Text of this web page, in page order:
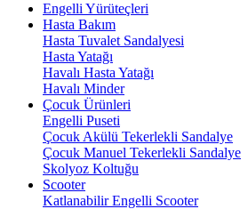
Engelli Yürüteçleri
Hasta Bakım
Hasta Tuvalet Sandalyesi
Hasta Yatağı
Havalı Hasta Yatağı
Havalı Minder
Çocuk Ürünleri
Engelli Puseti
Çocuk Akülü Tekerlekli Sandalye
Çocuk Manuel Tekerlekli Sandalye
Skolyoz Koltuğu
Scooter
Katlanabilir Engelli Scooter